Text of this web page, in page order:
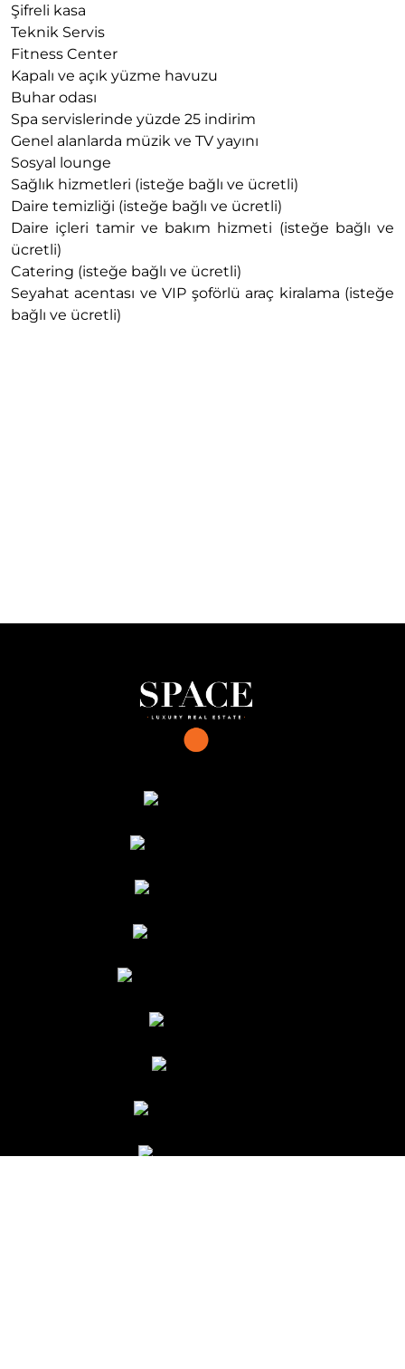
Şifreli kasa
Teknik Servis
Fitness Center
Kapalı ve açık yüzme havuzu
Buhar odası
Spa servislerinde yüzde 25 indirim
Genel alanlarda müzik ve TV yayını
Sosyal lounge
Sağlık hizmetleri (isteğe bağlı ve ücretli)
Daire temizliği (isteğe bağlı ve ücretli)
Daire içleri tamir ve bakım hizmeti (isteğe bağlı ve
ücretli)
Catering (isteğe bağlı ve ücretli)
Seyahat acentası ve VIP şoförlü araç kiralama (isteğe
bağlı ve ücretli)